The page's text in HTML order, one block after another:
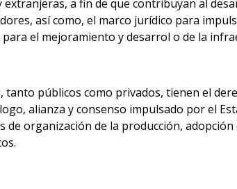
a fin de que contribuyan al
así como, el marco jurídico para
el mejoramiento y desarrol o de la
públicos como privados, tienen el
alianza y consenso impulsado por el
organización de la producción,